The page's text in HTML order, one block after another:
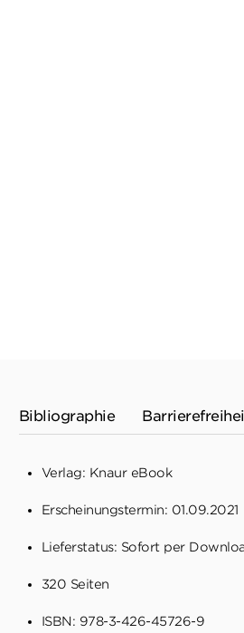
Bibliographie
Verlag: Knaur eBook
Erscheinungstermin: 01.09.2021
Lieferstatus: Sofort per
ISBN: 978-3-426-45726-9
320 Seiten